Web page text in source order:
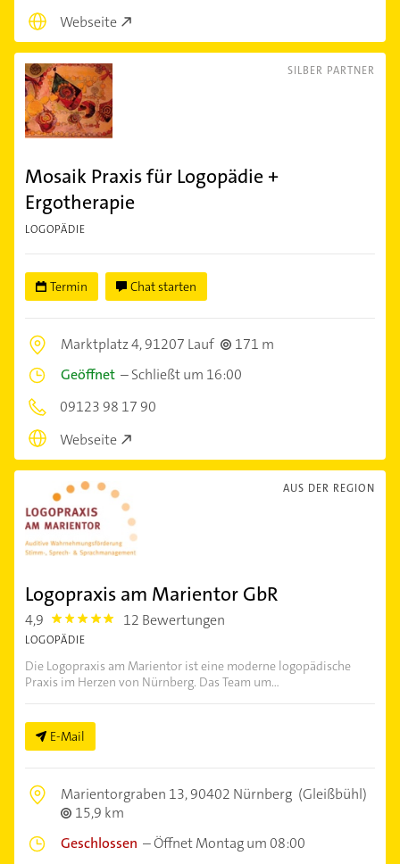
Webseite
SILBER PARTNER
Mosaik Praxis für Logopädie +
Ergotherapie
LOGOPÄDIE
Termin Chat starten
Marktplatz 4,91207 Lauf
171 m
Geöffnet –Schließt um 16:00
09123 98 17 90
Webseite
AUS DER REGION
Logopraxis am Marientor GbR
4,9 4.9 12 Bewertungen
LOGOPÄDIE
Die Logopraxis am Marientor ist eine moderne logopädische
Praxis im Herzen von Nürnberg. Das Team um...
E-Mail
Marientorgraben 13,90402 Nürnberg (Gleißbühl)
15,9 km
Geschlossen –Öffnet Montag um 08:00